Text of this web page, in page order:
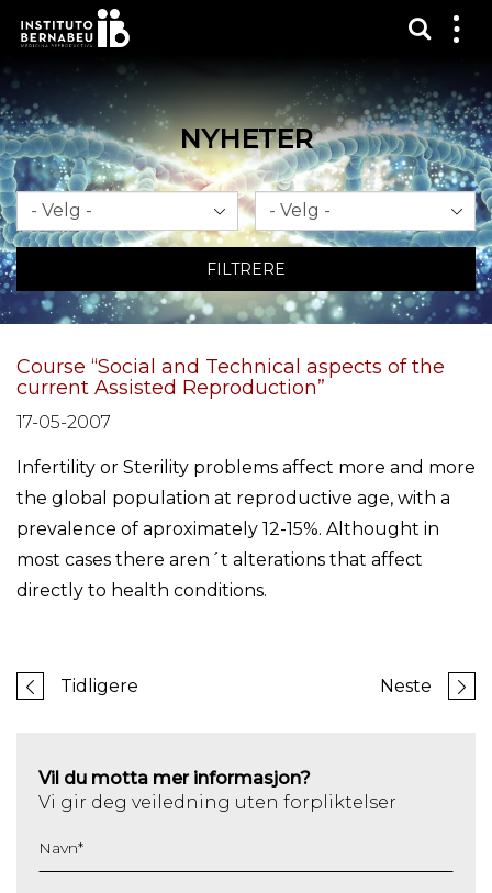
Vis
NYHETER
Måned År
FILTRERE
Course “Social and Technical aspects of the
current Assisted Reproduction”
17-05-2007
Infertility or Sterility problems affect more and more
the global population at reproductive age, with a
prevalence of aproximately 12-15%. Althought in
most cases there aren´t alterations that affect
directly to health conditions.
Tidligere Neste
Vil du motta mer informasjon?
Vi gir deg veiledning uten forpliktelser
Navn*